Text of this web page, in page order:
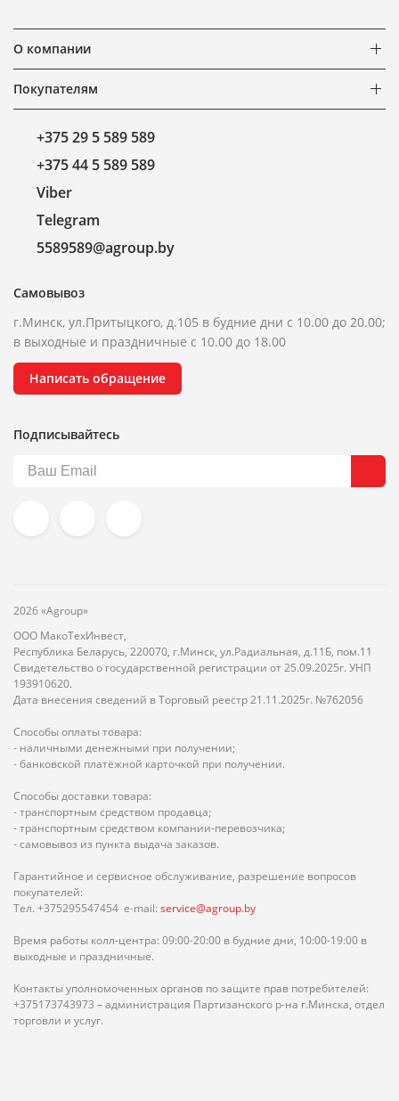
О компании
Покупателям
+375 29 5 589 589
+375 44 5 589 589
Viber
Telegram
5589589@agroup.by
Самовывоз
г.Минск, ул.Притыцкого, д.105 в будние дни с 10.00 до 20.00;
в выходные и праздничные с 10.00 до 18.00
Написать обращение
Подписывайтесь
2026 «Agroup»
ООО МакоТехИнвест,
Республика Беларусь, 220070, г.Минск, ул.Радиальная, д.11Б, пом.11
Свидетельство о государственной регистрации от 25.09.2025г. УНП
193910620.
Дата внесения сведений в Торговый реестр 21.11.2025г. №762056
Способы оплаты товара:
- наличными денежными при получении;
- банковской платёжной карточкой при получении.
Способы доставки товара:
- транспортным средством продавца;
- транспортным средством компании-перевозчика;
- самовывоз из пункта выдача заказов.
Гарантийное и сервисное обслуживание, разрешение вопросов
покупателей:
Тел. +375295547454 e-mail: service@agroup.by
Время работы колл-центра: 09:00-20:00 в будние дни, 10:00-19:00 в
выходные и праздничные.
Контакты уполномоченных органов по защите прав потребителей:
+375173743973 – администрация Партизанского р-на г.Минска, отдел
торговли и услуг.